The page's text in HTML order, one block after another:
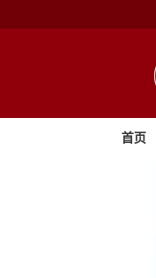
首页